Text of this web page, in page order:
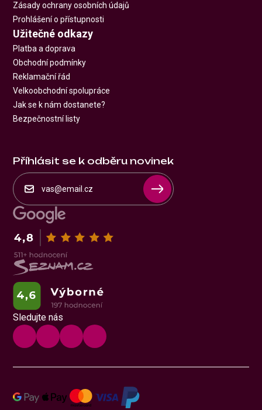
Zásady ochrany osobních údajů
Prohlášení o přístupnosti
Užitečné odkazy
Platba a doprava
Obchodní podmínky
Reklamační řád
Velkoobchodní spolupráce
Jak se k nám dostanete?
Bezpečnostní listy
Příhlásit se k odběru novinek
Sledujte nás